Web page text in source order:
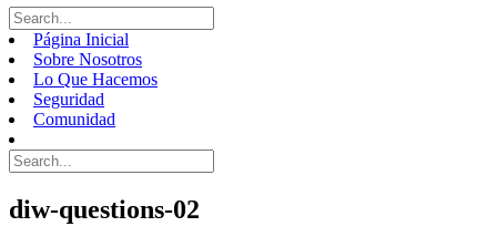
Página Inicial
Sobre Nosotros
Lo Que Hacemos
Seguridad
Comunidad
diw-questions-02